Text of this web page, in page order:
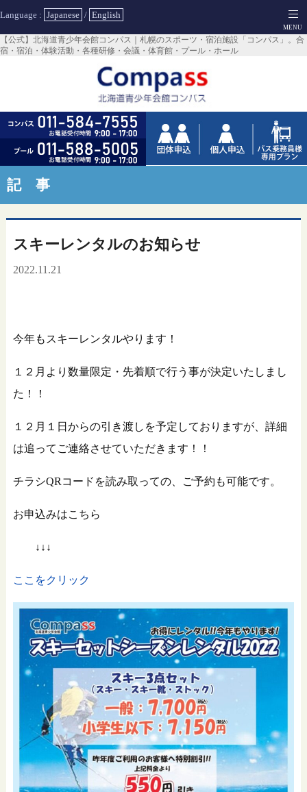
【公式】北海道青少年会館コンパス｜札幌のスポーツ・宿泊施設「コンパス」。合
宿・宿泊・体験活動・各種研修・会議・体育館・プール・ホール
Language : Japanese / English
記 事
スキーレンタルのお知らせ
2022.11.21
今年もスキーレンタルやります！
１２月より数量限定・先着順で行う事が決定いたしまし
た！！
１２月１日からの引き渡しを予定しておりますが、詳細
は追ってご連絡させていただきます！！
チラシQRコードを読み取っての、ご予約も可能です。
お申込みはこちら
↓↓↓
ここをクリック